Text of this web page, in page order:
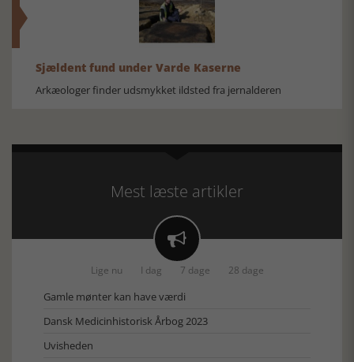
Sjældent fund under Varde Kaserne
Arkæologer finder udsmykket ildsted fra jernalderen
Mest læste artikler

Lige nu I dag 7 dage 28 dage
Gamle mønter kan have værdi
Dansk Medicinhistorisk Årbog 2023
Uvisheden